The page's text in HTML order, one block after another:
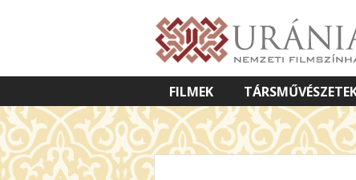
FILMEK
VETÍTETT KÉPES ELŐADÁSOK